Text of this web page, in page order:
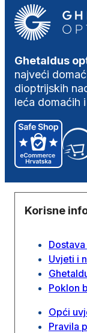
Ghetaldus
najveći
dioptrijskih
leća domaćih
Korisne
Uvjeti i
Poklon
Opći
Pravila